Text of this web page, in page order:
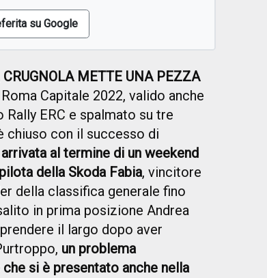
su Google
METTE UNA PEZZA
Capitale 2022, valido anche
ERC e spalmato su tre
chiuso con il successo di
al termine di un weekend
della Skoda Fabia, vincitore
della classifica generale fino
in prima posizione Andrea
il largo dopo aver
un problema
si è presentato anche nella